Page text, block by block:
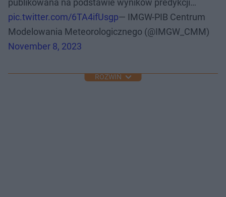
pic.twitter.com/6TA4ifUsgp— IMGW-PIB Centrum
Modelowania Meteorologicznego (@IMGW_CMM)
November 8, 2023
ROZWIŃ